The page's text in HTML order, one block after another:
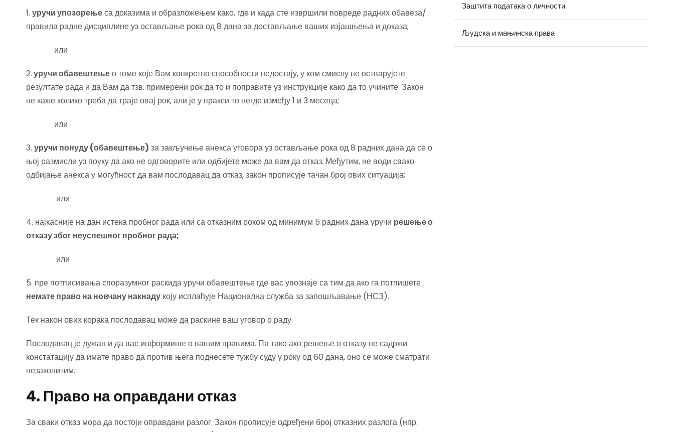
1. уручи упозорењеса доказима и образложењем како, где и када сте извршили повреде радних обавеза/
правила радне дисциплине уз остављање рока од 8 дана за достављање ваших изјашњења и доказа;
или
2.уручи обавештењео томе које Вам конкретно способности недостају, у ком смислу не остварујете
резултате рада и да Вам да тзв. примерени рок да то и поправите уз инструкције како да то учините. Закон
не каже колико треба да траје овај рок, али је у пракси то негде између 1 и 3 месеца;
или
3. уручи понуду (обавештење) за закључење анекса уговора уз остављање рока од 8 радних дана да се о
њој размисли уз поуку да ако не одговорите или одбијете може да вам да отказ. Међутим, не води свако
одбијање анекса у могућност да вам послодавац да отказ, закон прописује тачан број ових ситуација;
или
4. најкасније на дан истека пробног рада или са отказним роком од минимум 5 радних дана уручи решење о
отказу због неуспешног пробног рада;
или
5. пре потписивања споразумног раскида уручи обавештење где вас упознаје са тим да ако га потпишете
немате право на новчану накнаду коју исплаћује Национална служба за запошљавање (НСЗ).
Тек након ових корака послодавац може да раскине ваш уговор о раду.
Послодавац је дужан и да вас информише о вашим правима. Па тако ако решење о отказу не садржи
констатацију да имате право да против њега поднесете тужбу суду у року од 60 дана, оно се може сматрати
незаконитим.
4. Право на оправдани отказ
За сваки отказ мора да постоји оправдани разлог. Закон прописује одређени број отказних разлога (нпр.
Заштита података о личности
Људска и мањинска права